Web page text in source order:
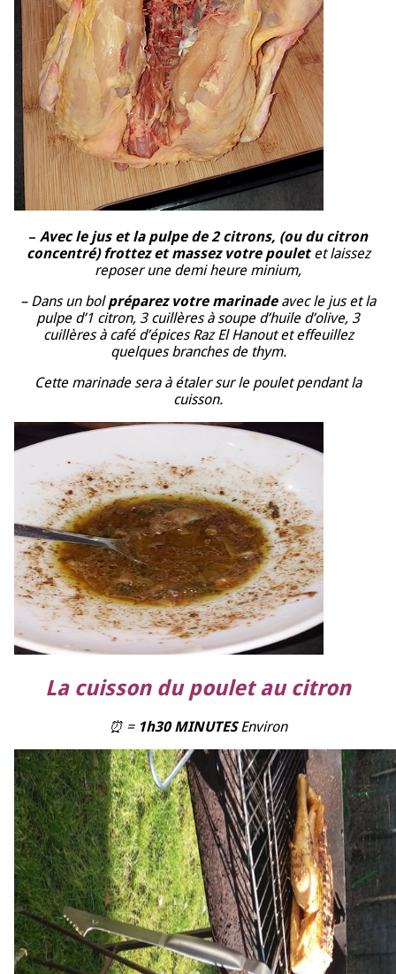
– Avec le jus et la pulpe de 2 citrons, (ou du citron
concentré) frottez et massez votre poulet et laissez
reposer une demi heure minium,
– Dans un bolpréparez votre marinadeavec le jus et la
pulpe d’1 citron, 3 cuillères à soupe d’huile d’olive, 3
cuillères à café d’épices Raz El Hanout et effeuillez
quelques branches de thym.
Cette marinade sera à étaler sur le poulet pendant la
cuisson.
La cuisson du poulet au citron
⏰ = 1h30 MINUTESEnviron